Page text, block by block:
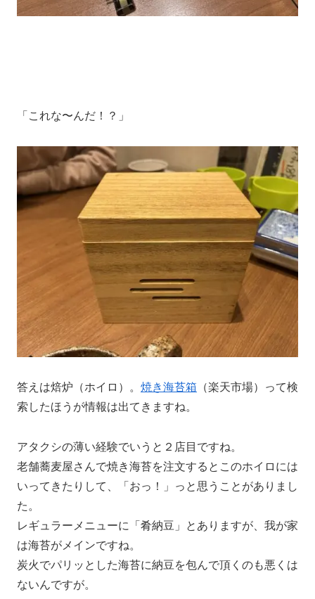
「これな〜んだ！？」
答えは焙炉（ホイロ）。 焼き海苔箱 （楽天市場）って検
索したほうが情報は出てきますね。
アタクシの薄い経験でいうと２店目ですね。
老舗蕎麦屋さんで焼き海苔を注文するとこのホイロには
いってきたりして、「おっ！」っと思うことがありまし
た。
レギュラーメニューに「肴納豆」とありますが、我が家
は海苔がメインですね。
炭火でパリッとした海苔に納豆を包んで頂くのも悪くは
ないんですが。